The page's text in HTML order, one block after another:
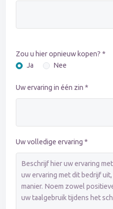
Zou u hier opnieuw kopen? *
Ja
Nee
Uw ervaring in één zin *
Uw volledige ervaring *